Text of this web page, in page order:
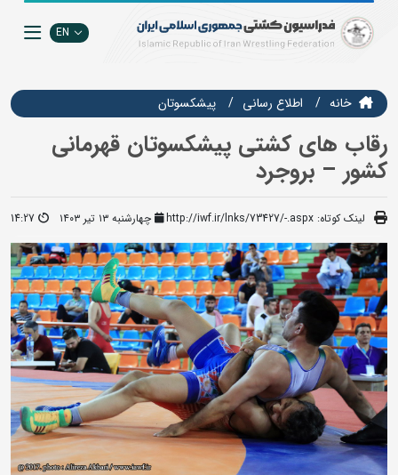
EN
خانه اطلاع رسانی پیشکسوتان
رقاب های کشتی پیشکسوتان قهرمانی
کشور – بروجرد
لینک کوتاه: http://iwf.ir/lnks/73427/-.aspx چهارشنبه ۱۳ تیر ۱۴۰۳ 14:27